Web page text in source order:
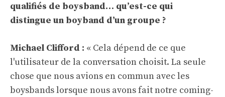
qualifiés de boysband… qu’est-ce qui
distingue un boyband d’un groupe ?
Michael Clifford : « Cela dépend de ce que
l'utilisateur de la conversation choisit. La seule
chose que nous avions en commun avec les
boysbands lorsque nous avons fait notre coming-